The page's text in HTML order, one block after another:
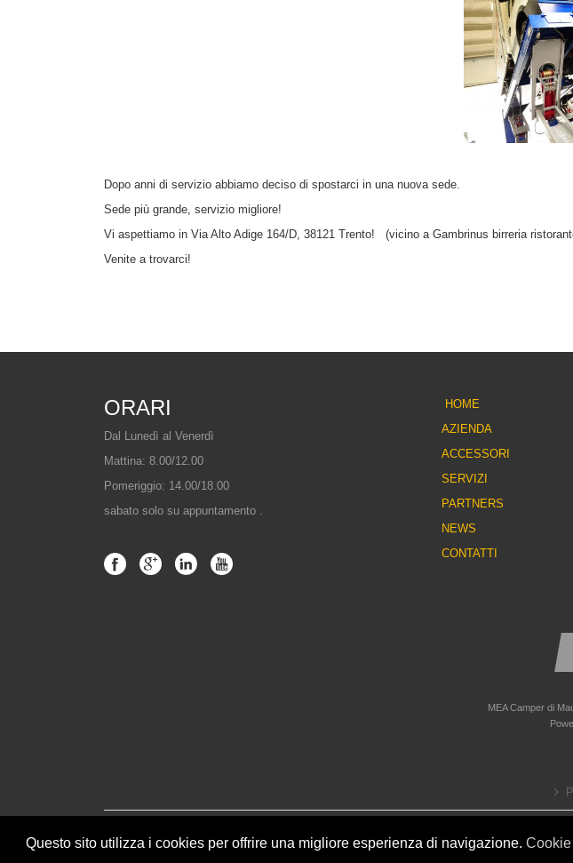
Questo sito utilizza i cookies per offrire una migliore esperienza di navigazione.
Dopo anni di servizio abbiamo deciso di spostarci in una nuova sede.
Sede più grande, servizio migliore!
Vi aspettiamo in Via Alto Adige 164/D, 38121 Trento! (vicino a Gambrinus birreria
Venite a trovarci!
ORARI
Dal Lunedì al Venerdì
Mattina: 8.00/12.00
Pomeriggio: 14.00/18.00
sabato solo su appuntamento .
HOME
AZIENDA
ACCESSORI
SERVIZI
PARTNERS
NEWS
CONTATTI
MEA Camper di